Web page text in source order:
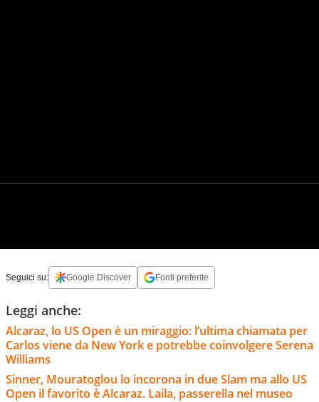
Seguici su: Google Discover Fonti preferite
Leggi anche:
Alcaraz, lo US Open è un miraggio: l’ultima chiamata per
Carlos viene da New York e potrebbe coinvolgere Serena
Williams
Sinner, Mouratoglou lo incorona in due Slam ma allo US
Open il favorito è Alcaraz. Laila, passerella nel museo